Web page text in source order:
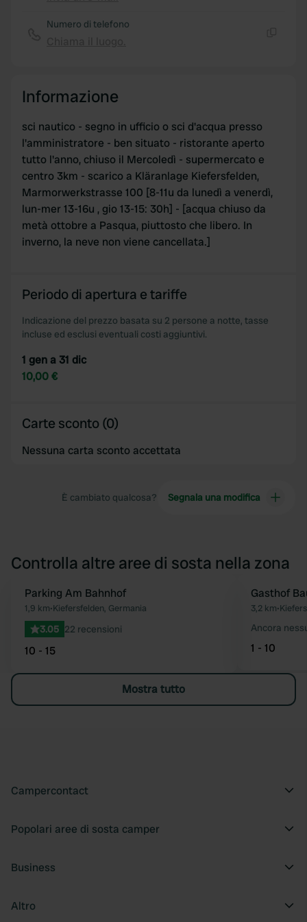
Numero di telefono
Informazione
sci nautico - segno in ufficio o sci d'acqua presso
l'amministratore - ben situato - ristorante aperto
tutto l'anno, chiuso il Mercoledì - supermercato e
centro 3km - scarico a Kläranlage Kiefersfelden,
Marmorwerkstrasse 100 [8-11u da lunedì a venerdì,
lun-mer 13-16u , gio 13-15: 30h] - [acqua chiuso da
metà ottobre a Pasqua, piuttosto che libero. In
inverno, la neve non viene cancellata.]
Periodo di apertura e tariffe
Indicazione del prezzo basata su 2 persone a notte, tasse
incluse ed esclusi eventuali costi aggiuntivi.
1 gen a 31 dic
10,00 €
Carte sconto (0)
Nessuna carta sconto accettata
È cambiato qualcosa? Segnala una modifica
Controlla altre aree di sosta nella zona
Preferito
Parking Am Bahnhof
1,9 km•Kiefersfelden, Germania
3.05 22 recensioni
10 - 15
Gasthof
3,2 km•
Ancora
1 - 10
Mostra tutto
Campercontact
Popolari aree di sosta camper
Business
Altro